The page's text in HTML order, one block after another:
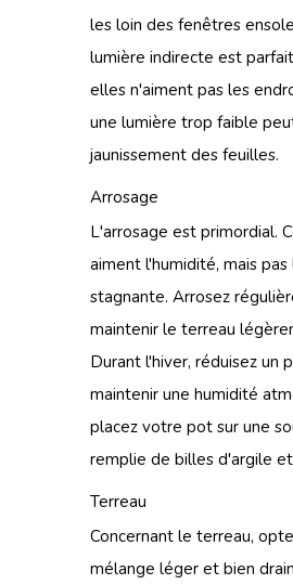
les loin des fenêtres
lumière indirecte est
elles n'aiment pas les
une lumière trop faible
jaunissement des feuilles.
Arrosage
L'arrosage est primordial.
aiment l'humidité, mais pas
stagnante. Arrosez
maintenir le terreau
Durant l'hiver, réduisez un
maintenir une humidité
placez votre pot sur une
remplie de billes d'argile
Terreau
Concernant le terreau,
mélange léger et bien